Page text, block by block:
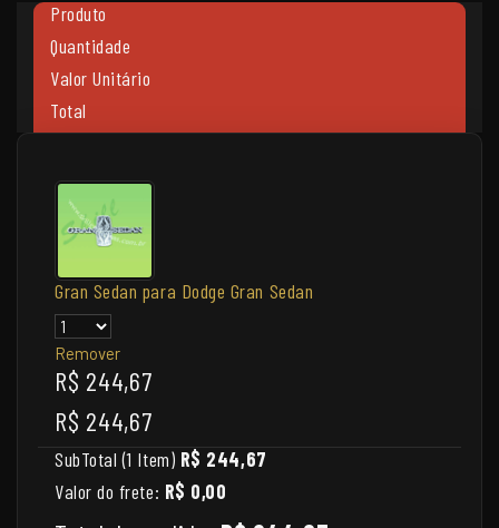
Produto
Quantidade
Valor Unitário
Total
Gran Sedan para Dodge Gran Sedan
Remover
R$ 244,67
R$ 244,67
SubTotal (1 Item) R$ 244,67
Valor do frete: R$ 0,00